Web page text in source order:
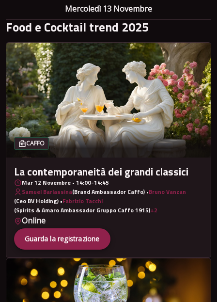
Mercoledì 13 Novembre
Food e Cocktail trend 2025
CAFFO
La contemporaneità dei grandi classici
Mar 12 Novembre • 14:00-14:45
Samuel Barlassina(Brand Ambassador Caffo) •Bruno Vanzan
(Ceo BV Holding) •Fabrizio Tacchi
(Spirits & Amaro Ambassador Gruppo Caffo 1915)+2
Online
Guarda la registrazione